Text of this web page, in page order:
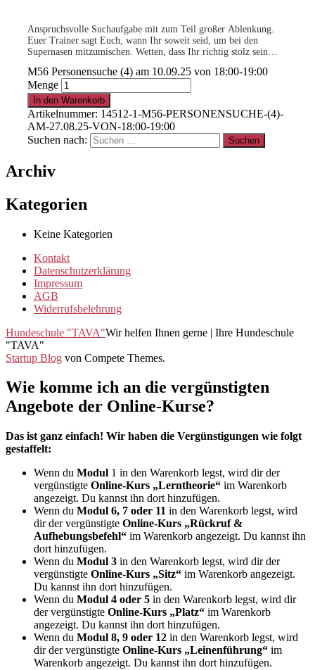
Anspruchsvolle Suchaufgabe mit zum Teil großer Ablenkung.
Euer Trainer sagt Euch, wann Ihr soweit seid, um bei den
Supernasen mitzumischen. Wetten, dass Ihr richtig stolz sein
-geringe Teilnehmerzahl-
.
15% für Clubmitglieder!Infohier
.
Clubmitglied werden ?
M56 Personensuche (4) am 10.09.25 von 18:00-19:00
Menge
In den Warenkorb
Artikelnummer: 14512-1-M56-PERSONENSUCHE-(4)-
AM-27.08.25-VON-18:00-19:00
Suchen nach:
Archiv
Kategorien
Keine Kategorien
Kontakt
Datenschutzerklärung
Impressum
AGB
Widerrufsbelehrung
Hundeschule "TAVA"Wir helfen Ihnen gerne | Ihre Hundeschule
"TAVA"
Startup Blog von Compete Themes.
Wie komme ich an die vergünstigten
Angebote der Online-Kurse?
Das ist ganz einfach! Wir haben die Vergünstigungen wie folgt
gestaffelt:
Wenn du Modul 1 in den Warenkorb legst, wird dir der
vergünstigte Online-Kurs „Lerntheorie“ im Warenkorb
angezeigt. Du kannst ihn dort hinzufügen.
Wenn du Modul 6, 7 oder 11 in den Warenkorb legst, wird
dir der vergünstigte Online-Kurs „Rückruf &
Aufhebungsbefehl“ im Warenkorb angezeigt. Du kannst ihn
dort hinzufügen.
Wenn du Modul 3 in den Warenkorb legst, wird dir der
vergünstigte Online-Kurs „Sitz“ im Warenkorb angezeigt.
Du kannst ihn dort hinzufügen.
Wenn du Modul 4 oder 5 in den Warenkorb legst, wird dir
der vergünstigte Online-Kurs „Platz“ im Warenkorb
angezeigt. Du kannst ihn dort hinzufügen.
Wenn du Modul 8, 9 oder 12 in den Warenkorb legst, wird
dir der vergünstigte Online-Kurs „Leinenführung“ im
Warenkorb angezeigt. Du kannst ihn dort hinzufügen.